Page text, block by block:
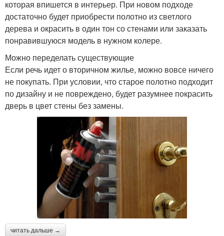
которая впишется в интерьер. При новом подходе
достаточно будет приобрести полотно из светлого
дерева и окрасить в один тон со стенами или заказать
понравившуюся модель в нужном колере.
Можно переделать существующие
Если речь идет о вторичном жилье, можно вовсе ничего
не покупать. При условии, что старое полотно подходит
по дизайну и не повреждено, будет разумнее покрасить
дверь в цвет стены без замены.
читать дальше →